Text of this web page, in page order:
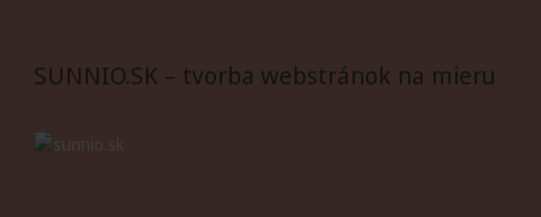
SUNNIO.SK – tvorba webstránok na mieru